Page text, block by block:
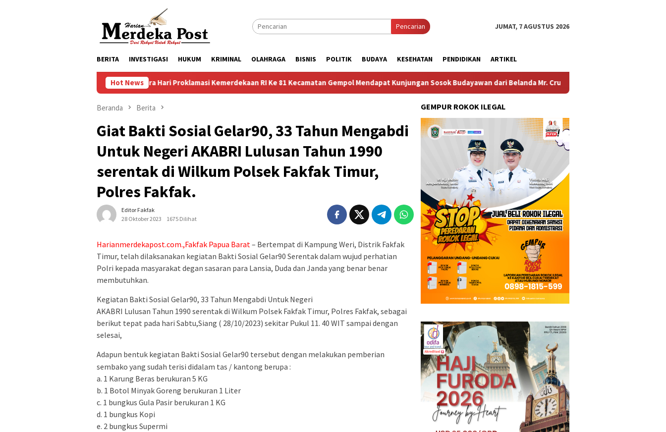
Pencarian JUMAT, 7 AGUSTUS 2026
BERITA INVESTIGASI HUKUM KRIMINAL OLAHRAGA BISNIS POLITIK BUDAYA KESEHATAN PENDIDIKAN ARTIKEL
Hot News
Persiapan Upacara Hari Proklamasi Kemerdekaan RI Ke 81 Kecamatan Gempol Mendapat Kunjungan Sosok Budayawan dari Belanda Mr. Crues Collen
Beranda Berita
Giat Bakti Sosial Gelar90, 33 Tahun Mengabdi
Untuk Negeri AKABRI Lulusan Tahun 1990
serentak di Wilkum Polsek Fakfak Timur,
Polres Fakfak.
Editor Fakfak
28 Oktober 2023
1675 Dilihat
Harianmerdekapost.com.,Fakfak Papua Barat– Bertempat di Kampung Weri, Distrik Fakfak
Timur, telah dilaksanakan kegiatan Bakti Sosial Gelar90 Serentak dalam wujud perhatian
Polri kepada masyarakat degan sasaran para Lansia, Duda dan Janda yang benar benar
membutuhkan.
Kegiatan Bakti Sosial Gelar90, 33 Tahun Mengabdi Untuk Negeri
AKABRI Lulusan Tahun 1990 serentak di Wilkum Polsek Fakfak Timur, Polres Fakfak, sebagai
berikut tepat pada hari Sabtu,Siang ( 28/10/2023) sekitar Pukul 11. 40 WIT sampai dengan
selesai,
Adapun bentuk kegiatan Bakti Sosial Gelar90 tersebut dengan melakukan pemberian
sembako yang sudah terisi didalam tas / kantong berupa :
a. 1 Karung Beras berukuran 5 KG
b. 1 Botol Minyak Goreng berukuran 1 Liter
c. 1 bungkus Gula Pasir berukuran 1 KG
d. 1 bungkus Kopi
e. 2 bungkus Supermi
GEMPUR ROKOK ILEGAL